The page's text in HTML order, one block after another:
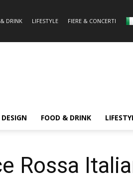
DRINK LIFESTYLE FIERE & CONCERTI
FOOD & DRINK
Rossa